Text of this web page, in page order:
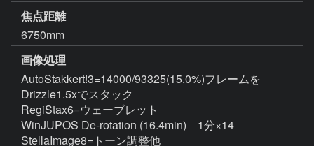
焦点距離
6750mm
画像処理
AutoStakkert!3=14000/93325(15.0%)フレームを
Drizzle1.5xでスタック
RegiStax6=ウェーブレット
WinJUPOS De-rotation (16.4min)　1分×14
StellaImage8=トーン調整他